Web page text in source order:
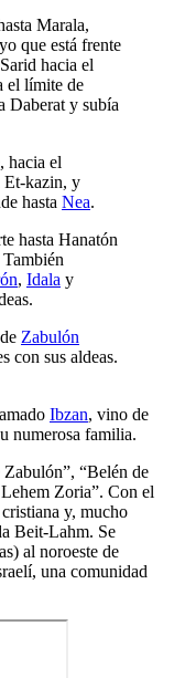
Marala,
que está frente
hacia el
el límite de
Daberat y subía
hacia el
Et-kazin, y
hasta Nea.
hasta Hanatón
, Idala y
Zabulón
con sus aldeas.
Ibzan, vino de
numerosa familia.
“Belén de
Zoria”. Con el
y, mucho
Beit-Lahm. Se
al noroeste de
una comunidad